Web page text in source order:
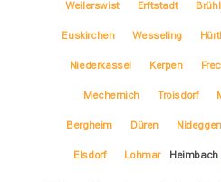
Weilerswist
Erftstadt Brühl
Euskirchen Wesseling
Niederkassel Kerpen
Mechernich Troisdorf
Bergheim Düren Nideggen
Elsdorf Lohmar Heimbach